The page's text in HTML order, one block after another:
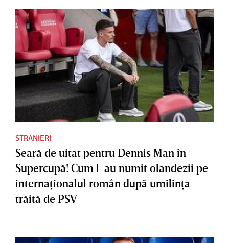
STRANIERI
Seară de uitat pentru Dennis Man în
Supercupă! Cum l-au numit olandezii pe
internaţionalul român după umilinţa
trăită de PSV